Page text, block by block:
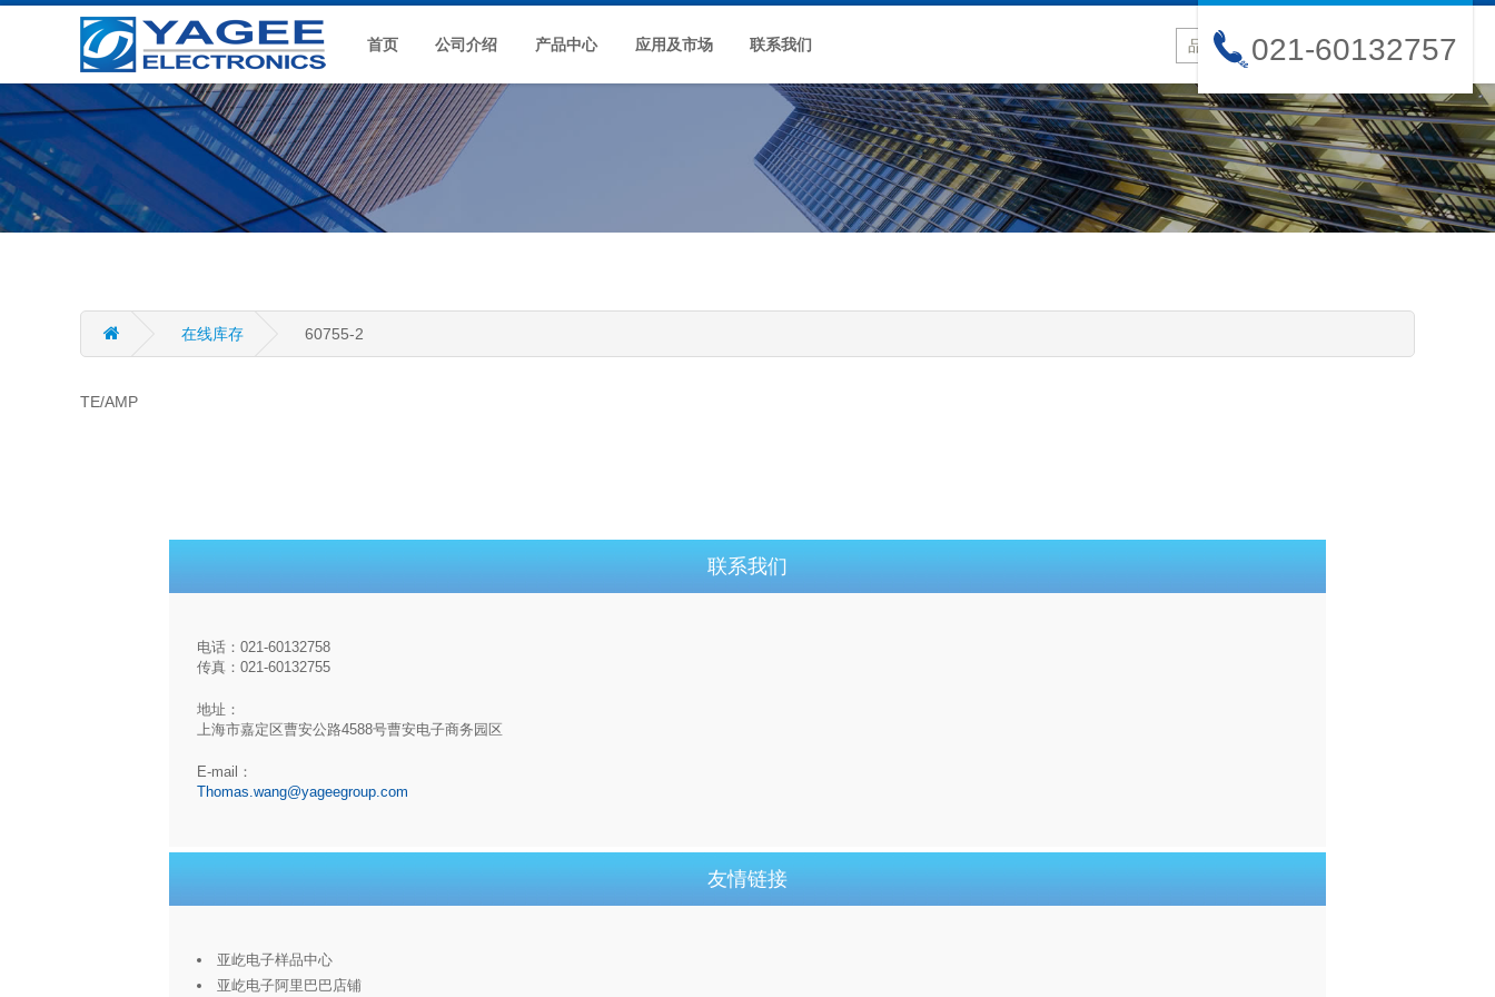
首页 公司介绍 产品中心 应用及市场 联系我们 021-60132757
在线库存 60755-2
TE/AMP
联系我们
电话：021-60132758
传真：021-60132755
地址：
上海市嘉定区曹安公路4588号曹安电子商务园区
E-mail：
Thomas.wang@yageegroup.com
友情链接
亚屹电子样品中心
亚屹电子阿里巴巴店铺